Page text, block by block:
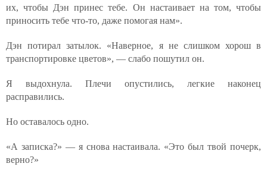
их, чтобы Дэн принес тебе. Он настаивает на том, чтобы
приносить тебе что-то, даже помогая нам».
Дэн потирал затылок. «Наверное, я не слишком хорош в
транспортировке цветов», — слабо пошутил он.
Я выдохнула. Плечи опустились, легкие наконец
расправились.
Но оставалось одно.
«А записка?» — я снова настаивала. «Это был твой почерк,
верно?»